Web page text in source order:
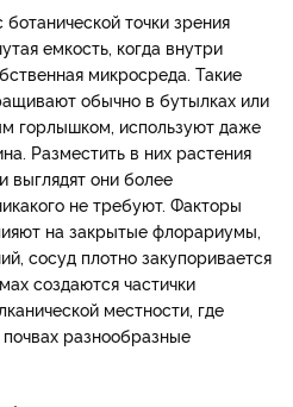
точки зрения
емкость, когда внутри
микросреда. Такие
обычно в бутылках или
горлышком, используют даже
Разместить в них растения
выглядят они более
не требуют. Факторы
на закрытые флорариумы,
сосуд плотно закупоривается
создаются частички
местности, где
разнообразные